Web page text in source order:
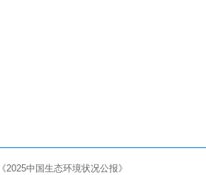
2025中国生态环境状况公报》